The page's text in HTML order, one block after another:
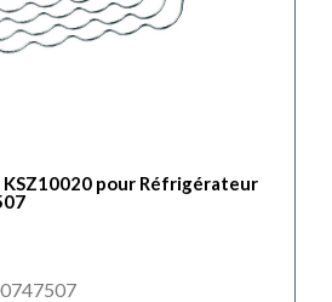
pour Réfrigérateur